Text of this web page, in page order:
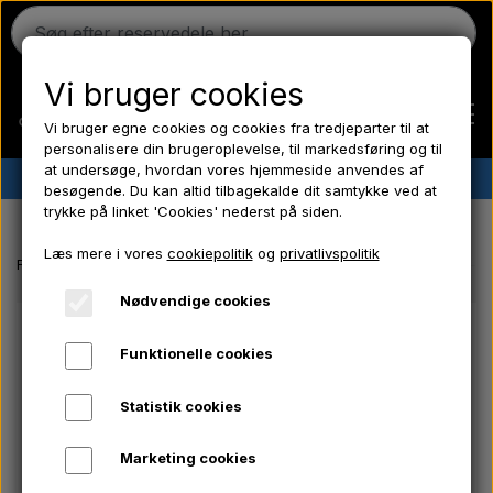
Ferguson
Massey Ferguson
✔︎ Dansk lager✔︎ Hurtig levering ✔︎ Lave priser
Forside Massey Ferguson reservedele Frontgrill - Boltsæt 2 stk. -
Vi bruger cookies
Vi bruger egne cookies og cookies fra tredjeparter til at
personalisere din brugeroplevelse, til markedsføring og til
at undersøge, hvordan vores hjemmeside anvendes af
besøgende. Du kan altid tilbagekalde dit samtykke ved at
trykke på linket 'Cookies' nederst på siden.
Læs mere i vores cookiepolitikog privatlivspolitik
Nødvendige cookies
Funktionelle cookies
Statistik cookies
Marketing cookies